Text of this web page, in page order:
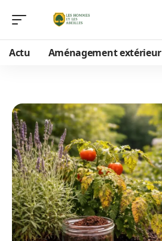
Actu Aménagement extérieur